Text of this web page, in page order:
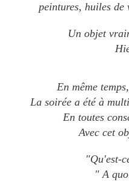
peintures, huiles de
Un objet
En même
La soirée a été à
En toutes
Avec cet
"Qu'est-
" A